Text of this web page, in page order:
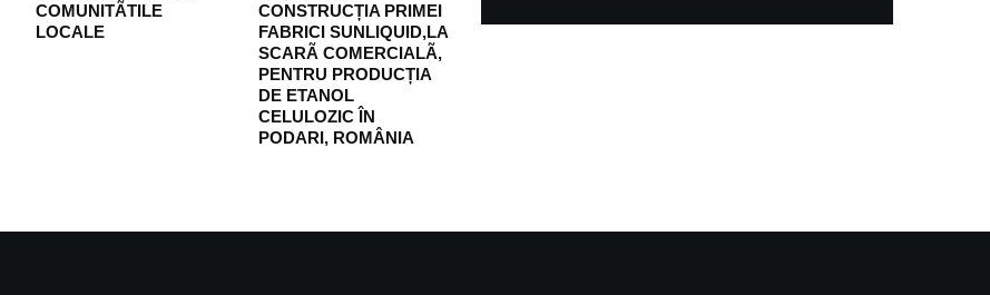
COMUNITÃTILE
LOCALE
CONSTRUCȚIA PRIMEI
FABRICI SUNLIQUID,LA
SCARÃ COMERCIALÃ,
PENTRU PRODUCȚIA
DE ETANOL
CELULOZIC ÎN
PODARI, ROMÂNIA